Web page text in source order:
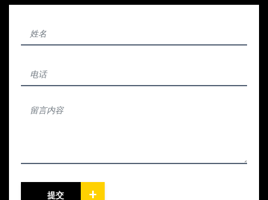
提交 +